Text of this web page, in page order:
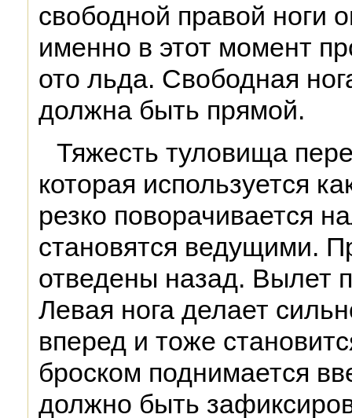
свободной правой ноги
именно в этот момент
ото льда. Свободная
должна быть прямой.
Тяжесть туловища
которая используется
резко поворачивается
становятся ведущими.
отведены назад. Вылет
Левая нога делает
вперед и тоже
броском поднимается
должно быть